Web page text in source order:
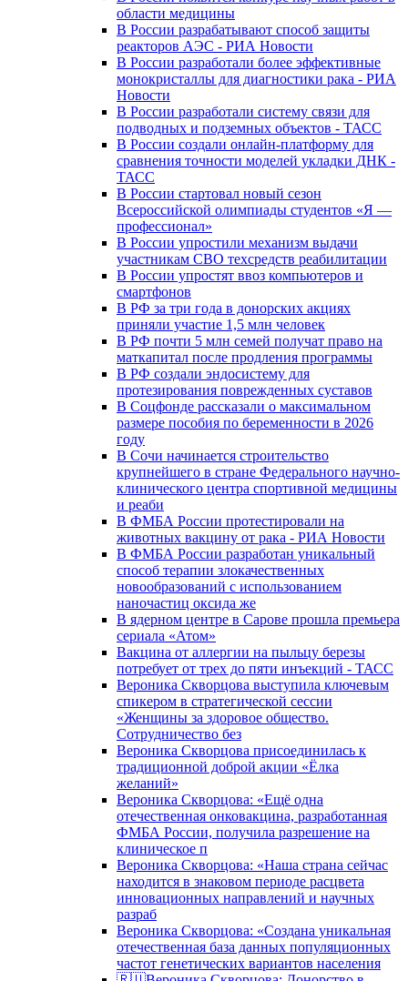
области медицины
В России разрабатывают способ защиты
реакторов АЭС - РИА Новости
В России разработали более эффективные
монокристаллы для диагностики рака - РИА
Новости
В России разработали систему связи для
подводных и подземных объектов - ТАСС
В России создали онлайн-платформу для
сравнения точности моделей укладки ДНК -
ТАСС
В России стартовал новый сезон
Всероссийской олимпиады студентов «Я —
профессионал»
В России упростили механизм выдачи
участникам СВО техсредств реабилитации
В России упростят ввоз компьютеров и
смартфонов
В РФ за три года в донорских акциях
приняли участие 1,5 млн человек
В РФ почти 5 млн семей получат право на
маткапитал после продления программы
В РФ создали эндосистему для
протезирования поврежденных суставов
В Соцфонде рассказали о максимальном
размере пособия по беременности в 2026
году
В Сочи начинается строительство
крупнейшего в стране Федерального научно-
клинического центра спортивной медицины
и реаби
В ФМБА России протестировали на
животных вакцину от рака - РИА Новости
В ФМБА России разработан уникальный
способ терапии злокачественных
новообразований с использованием
наночастиц оксида же
В ядерном центре в Сарове прошла премьера
сериала «Атом»
Вакцина от аллергии на пыльцу березы
потребует от трех до пяти инъекций - ТАСС
Вероника Скворцова выступила ключевым
спикером в стратегической сессии
«Женщины за здоровое общество.
Сотрудничество без
Вероника Скворцова присоединилась к
традиционной доброй акции «Ёлка
желаний»
Вероника Скворцова: «Ещё одна
отечественная онковакцина, разработанная
ФМБА России, получила разрешение на
клиническое п
Вероника Скворцова: «Наша страна сейчас
находится в знаковом периоде расцвета
инновационных направлений и научных
разраб
Вероника Скворцова: «Создана уникальная
отечественная база данных популяционных
частот генетических вариантов населения